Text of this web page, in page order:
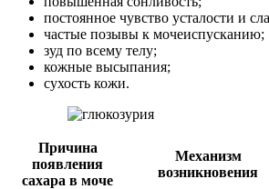
постоянное чувство усталости и
частые позывы к мочеиспусканию;
зуд по всему телу;
кожные высыпания;
сухость кожи.
Причина
появления
сахара в моче
Механизм
возникновения